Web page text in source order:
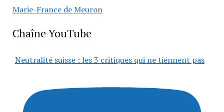
Marie-France de Meuron
Chaîne YouTube
Neutralité suisse : les 3 critiques qui ne tiennent pas